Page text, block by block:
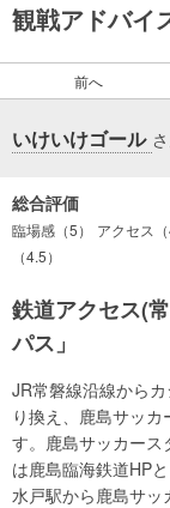
観戦アドバイ
前へ
いけいけゴール
総合評価
臨場感（5） アクセス（
（4.5）
鉄道アクセス(
パス」
JR常磐線沿線から
り換え、鹿島サッ
す。鹿島サッカース
は鹿島臨海鉄道HP
水戸駅から鹿島サッ